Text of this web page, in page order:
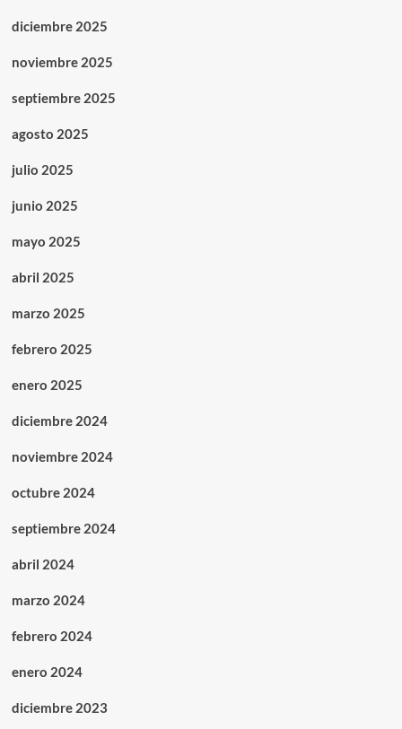
diciembre 2025
noviembre 2025
septiembre 2025
agosto 2025
julio 2025
junio 2025
mayo 2025
abril 2025
marzo 2025
febrero 2025
enero 2025
diciembre 2024
noviembre 2024
octubre 2024
septiembre 2024
abril 2024
marzo 2024
febrero 2024
enero 2024
diciembre 2023